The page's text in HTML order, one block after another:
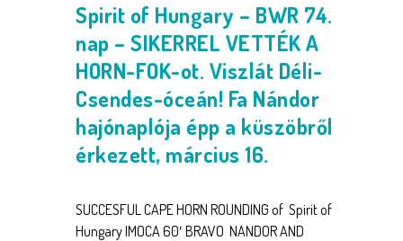
Spirit of Hungary – BWR 74.
nap – SIKERREL VETTÉK A
HORN-FOK-ot. Viszlát Déli-
Csendes-óceán! Fa Nándor
hajónaplója épp a küszöbről
érkezett, március 16.
SUCCESFUL CAPE HORN ROUNDING of Spirit of
Hungary IMOCA 60′ BRAVO NANDOR AND